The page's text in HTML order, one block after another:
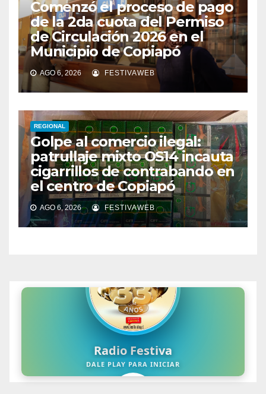
Comenzó el proceso de pago
de la 2da cuota del Permiso
de Circulación 2026 en el
Municipio de Copiapó
AGO 6, 2026 FESTIVAWEB
REGIONAL
Golpe al comercio ilegal:
patrullaje mixto OS14 incauta
cigarrillos de contrabando en
el centro de Copiapó
AGO 6, 2026 FESTIVAWEB